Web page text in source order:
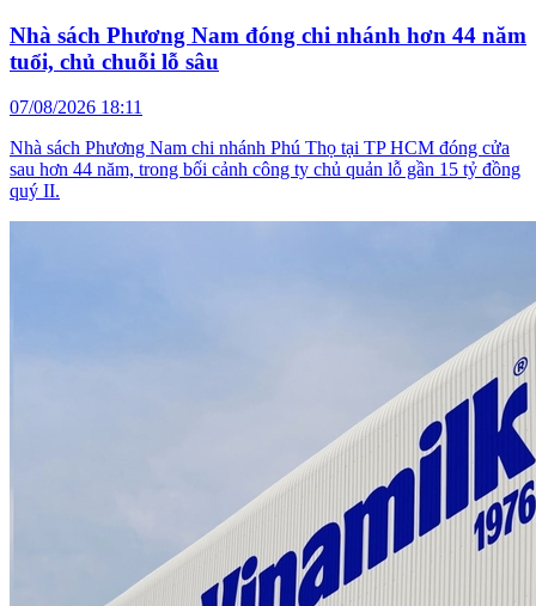
Nhà sách Phương Nam đóng chi nhánh hơn 44 năm
tuổi, chủ chuỗi lỗ sâu
07/08/2026 18:11
Nhà sách Phương Nam chi nhánh Phú Thọ tại TP HCM đóng cửa
sau hơn 44 năm, trong bối cảnh công ty chủ quản lỗ gần 15 tỷ đồng
quý II.